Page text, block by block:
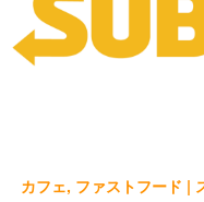
カフェ, ファストフード |